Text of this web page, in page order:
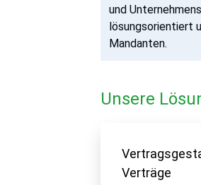
und
lösungsorientiert
Mandanten.
Unsere
Verträge